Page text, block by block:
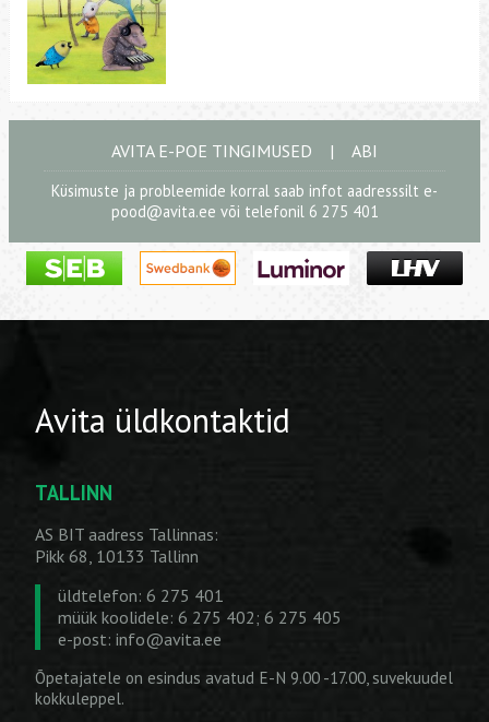
AVITA E-POE TINGIMUSED | ABI
Küsimuste ja probleemide korral saab infot aadresssilt e-
pood@avita.ee või telefonil 6 275 401
Avita üldkontaktid
TALLINN
AS BIT aadress Tallinnas:
Pikk 68, 10133 Tallinn
üldtelefon: 6 275 401
müük koolidele: 6 275 402; 6 275 405
e-post: info@avita.ee
Õpetajatele on esindus avatud E-N 9.00 -17.00, suvekuudel
kokkuleppel.